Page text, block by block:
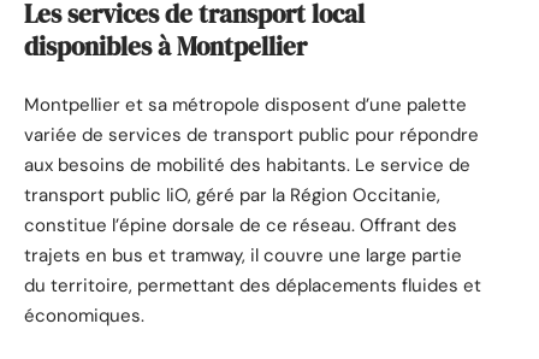
Les services de transport local
disponibles à Montpellier
Montpellier et sa métropole disposent d’une palette
variée de services de transport public pour répondre
aux besoins de mobilité des habitants. Le service de
transport public liO, géré par la Région Occitanie,
constitue l’épine dorsale de ce réseau. Offrant des
trajets en bus et tramway, il couvre une large partie
du territoire, permettant des déplacements fluides et
économiques.